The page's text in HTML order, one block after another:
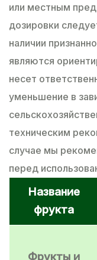
или местным
дозировки
наличии
являются
несет
уменьшение в
техническим
случае мы
перед
Название
фрукта
Фрукты и